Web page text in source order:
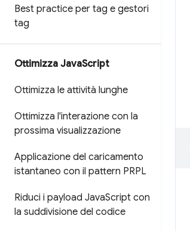
Best practice per tag e gestori
tag
Ottimizza JavaScript
Ottimizza le attività lunghe
Ottimizza l'interazione con la
prossima visualizzazione
Applicazione del caricamento
istantaneo con il pattern PRPL
Riduci i payload JavaScript con
la suddivisione del codice